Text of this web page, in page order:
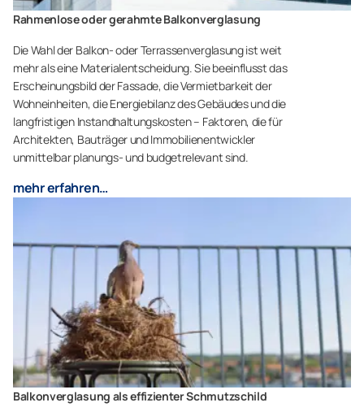
Rahmenlose oder gerahmte Balkonverglasung
Die Wahl der Balkon- oder Terrassenverglasung ist weit
mehr als eine Materialentscheidung. Sie beeinflusst das
Erscheinungsbild der Fassade, die Vermietbarkeit der
Wohneinheiten, die Energiebilanz des Gebäudes und die
langfristigen Instandhaltungskosten – Faktoren, die für
Architekten, Bauträger und Immobilienentwickler
unmittelbar planungs- und budgetrelevant sind.
mehr erfahren…
Balkonverglasung als effizienter Schmutzschild